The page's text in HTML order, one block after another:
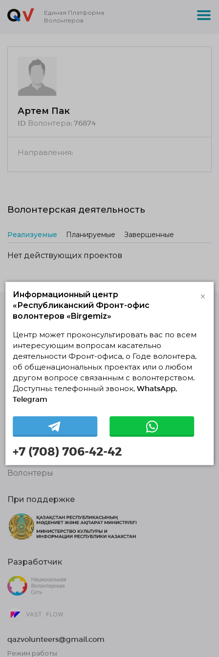
Единая Платформа
Волонтёров
Артем Пак
ID Волонтера: 76874
Направления:
Волонтерская деятельность
Реализуемые Планируемые Завершенные
Нет действующих проектов
Единая Платформа
© Единая Платформа Волонтёров 2018-2026
Навигация
Контакты
О нас
Проекты
Отчеты
Организации
Новости
Волонтеры
При поддержке
Разработчик
qazvolunteers@gmail.com
Режим работы
Информационный центр
«Республиканский Фронт-офис
волонтеров «Birgemiz»
×
Центр может проконсультировать вас по всем
интересующим вопросам касательно
деятельности Фронт-офиса, о Годе волонтера,
об общенациональных проектах или о любом
другом вопросе связанным с волонтерством.
Доступны: телефонный звонок, WhatsApp,
Telegram
+7 (708) 706-42-42